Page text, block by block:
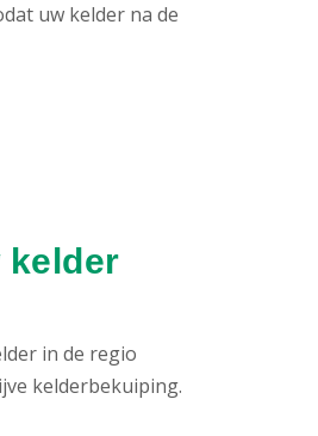
uw kelder na de
kelder
in de regio
kelderbekuiping.